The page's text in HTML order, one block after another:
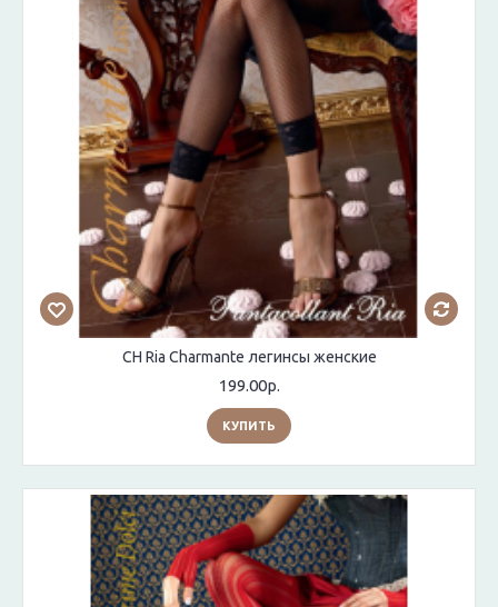
CH Ria Charmante легинсы женские
199.00р.
КУПИТЬ